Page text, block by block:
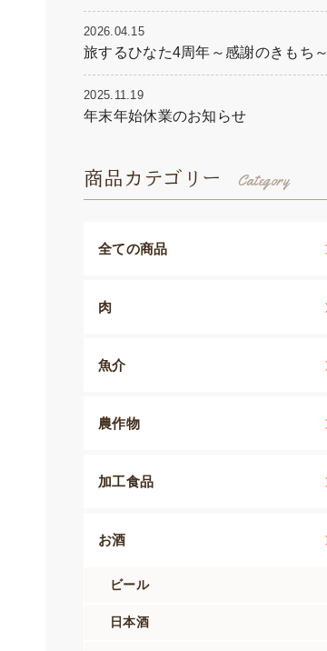
2026.04.15
旅するひなた4周年～感謝のきもち～
2025.11.19
年末年始休業のお知らせ
商品カテゴリー
全ての商品
肉
魚介
農作物
加工食品
お酒
ビール
日本酒